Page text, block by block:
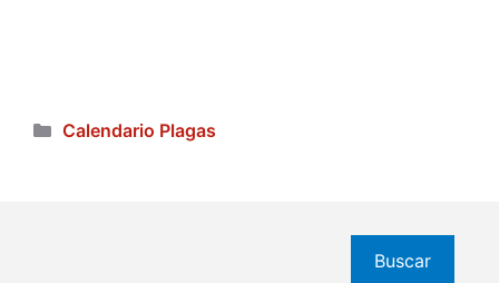
Categorías
Calendario Plagas
Buscar